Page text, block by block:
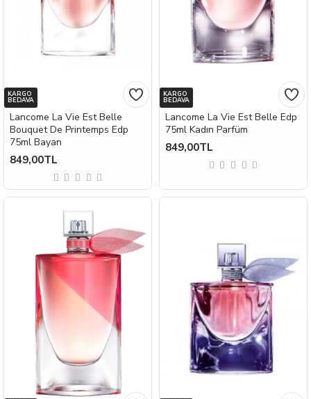
KARGO
BEDAVA
Lancome La Vie Est Belle
Bouquet De Printemps Edp
75ml Bayan
849,00TL
KARGO
BEDAVA
Lancome La Vie Est Belle Edp
75ml Kadın Parfüm
849,00TL